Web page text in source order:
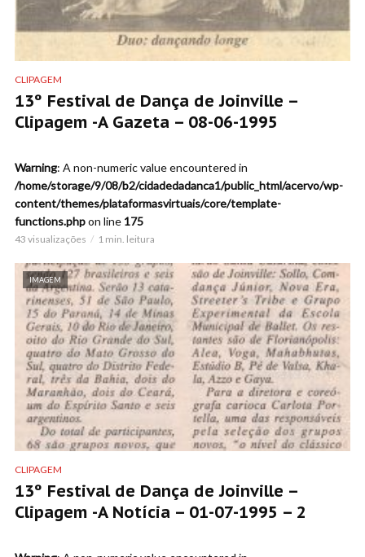
CLIPAGEM
13º Festival de Dança de Joinville –
Clipagem -A Gazeta – 08-06-1995
Warning: A non-numeric value encountered in
/home/storage/9/08/b2/cidadedadanca1/public_html/acervo/wp-
content/themes/plataformasvirtuais/core/template-
functions.phpon line 175
43 visualizações 1 min. leitura
IMAGEM
CLIPAGEM
13º Festival de Dança de Joinville –
Clipagem -A Notícia – 01-07-1995 – 2